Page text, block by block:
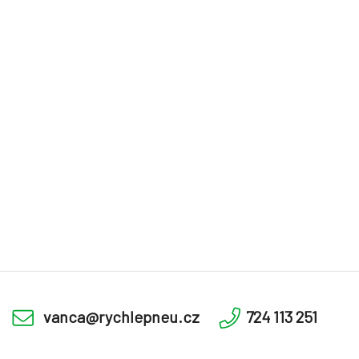
vanca@rychlepneu.cz 724 113 251